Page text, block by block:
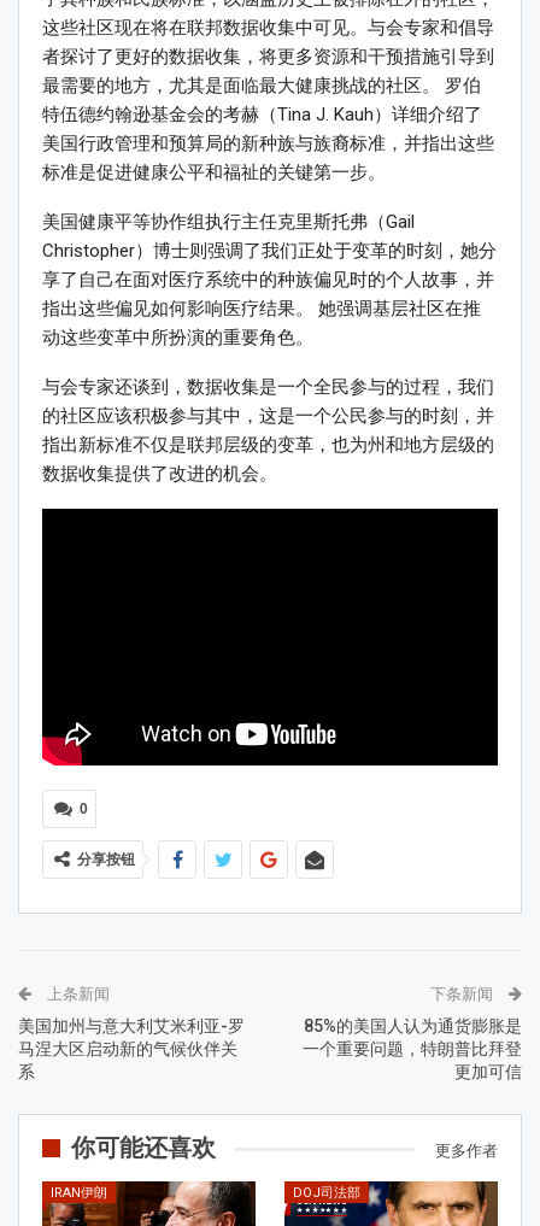
这些社区现在将在联邦数据收集中可见。与会专家和倡导
者探讨了更好的数据收集，将更多资源和干预措施引导到
最需要的地方，尤其是面临最大健康挑战的社区。 罗伯
特伍德约翰逊基金会的考赫（Tina J. Kauh）详细介绍了
美国行政管理和预算局的新种族与族裔标准，并指出这些
标准是促进健康公平和福祉的关键第一步。
美国健康平等协作组执行主任克里斯托弗（Gail
Christopher）博士则强调了我们正处于变革的时刻，她分
享了自己在面对医疗系统中的种族偏见时的个人故事，并
指出这些偏见如何影响医疗结果。 她强调基层社区在推
动这些变革中所扮演的重要角色。
与会专家还谈到，数据收集是一个全民参与的过程，我们
的社区应该积极参与其中，这是一个公民参与的时刻，并
指出新标准不仅是联邦层级的变革，也为州和地方层级的
数据收集提供了改进的机会。
0
分享按钮
上条新闻
美国加州与意大利艾米利亚-罗
马涅大区启动新的气候伙伴关
系
下条新闻
85%的美国人认为通货膨胀是
一个重要问题，特朗普比拜登
更加可信
你可能还喜欢 更多作者
IRAN伊朗 DOJ司法部